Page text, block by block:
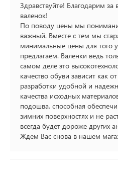
Здравствуйте! Благодарим
валенок!
По поводу цены мы
важный. Вместе с тем мы
минимальные цены для того
предлагаем. Валенки ведь
самом деле это
качество обуви зависит как
разработки удобной и
качества исходных
подошва, способная
зимних поверхностях и не
всегда будет дороже других
Ждем Вас снова в нашем